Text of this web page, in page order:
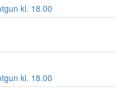
kl. 18.00
kl. 18.00